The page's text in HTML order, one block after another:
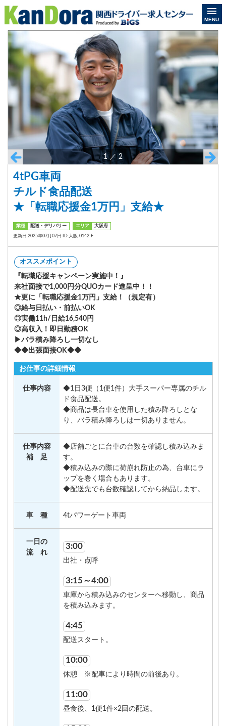
MENU
1／ 2
4tPG車両
チルド食品配送
★「転職応援金1万円」支給★
業種 配送・デリバリー エリア 大阪府
更新日:2025年07月07日 ID:大阪-0142-F
オススメポイント
『転職応援キャンペーン実施中！』
来社面接で1,000円分QUOカード進呈中！！
★更に「転職応援金1万円」支給！（規定有）
◎給与日払い・前払いOK
◎実働11h/日給16,540円
◎高収入！即日勤務OK
▶バラ積み降ろし一切なし
◆◆出張面接OK◆◆
お仕事の詳細情報
仕事内容
◆1日3便（1便1件）大手スーパー専属のチル
ド食品配送。
◆商品は長台車を使用した積み降ろしとな
り、バラ積み降ろしは一切ありません。
仕事内容
補 足
◆店舗ごとに台車の台数を確認し積み込みま
す。
◆積み込みの際に荷崩れ防止の為、台車にラ
ップを巻く場合もあります。
◆配送先でも台数確認してから納品します。
車 種 4tパワーゲート車両
一日の
流 れ
3:00
出社・点呼
3:15～4:00
車庫から積み込みのセンターへ移動し、商品
を積み込みます。
4:45
配送スタート。
10:00
休憩 ※配車により時間の前後あり。
11:00
昼食後、1便1件×2回の配送。